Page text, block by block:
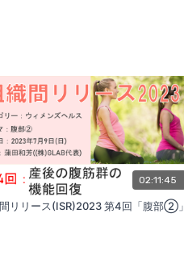
02:11:45
リリース(ISR)2023 第4回「腹部②」